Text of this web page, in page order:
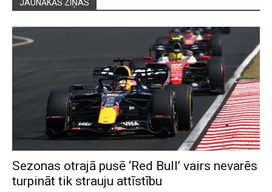
JAUNĀKĀS ZIŅAS
Sezonas otrajā pusē ‘Red Bull’ vairs nevarēs
turpināt tik strauju attīstību